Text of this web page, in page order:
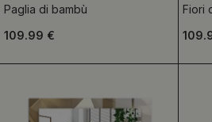
Paglia di bambù
109.99 €
Fiori